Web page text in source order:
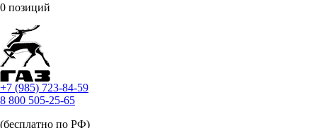
0 позиций
+7 (985) 723-84-59
8 800 505-25-65
(бесплатно по РФ)